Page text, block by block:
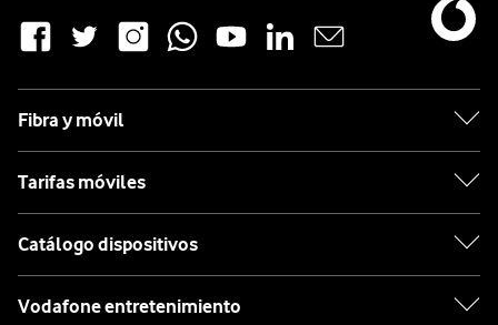
Fibra y móvil
Tarifas móviles
Catálogo dispositivos
Vodafone entretenimiento